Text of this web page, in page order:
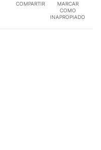
COMPARTIR
MARCAR
COMO
INAPROPIADO